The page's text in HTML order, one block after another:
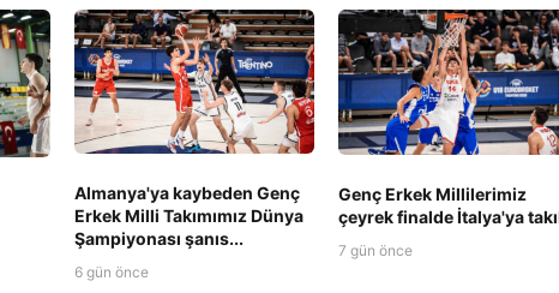
Almanya'ya kaybeden Genç
Erkek Milli Takımımız Dünya
Şampiyonası şanıs...
6 gün önce
Genç Erkek Millilerimiz
çeyrek finalde İtalya'ya
7 gün önce